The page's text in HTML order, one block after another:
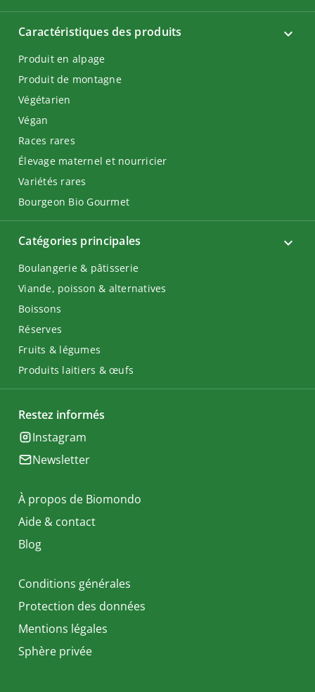
Catégories principales
Boulangerie & pâtisserie
Viande, poisson & alternatives
Boissons
Réserves
Fruits & légumes
Produits laitiers & œufs
Caractéristiques des produits
Produit en alpage
Produit de montagne
Végétarien
Végan
Races rares
Élevage maternel et nourricier
Variétés rares
Bourgeon Bio Gourmet
Restez informés
Instagram
Newsletter
À propos de Biomondo
Aide & contact
Blog
Conditions générales
Protection des données
Mentions légales
Sphère privée